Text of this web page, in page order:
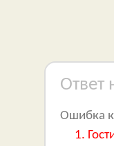
Ответ
Ошибка